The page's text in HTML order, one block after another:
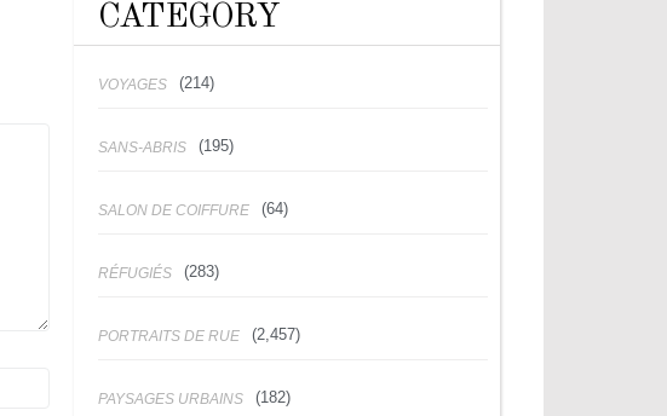
CATEGORY
VOYAGES (214)
SANS-ABRIS (195)
SALON DE COIFFURE (64)
RÉFUGIÉS (283)
PORTRAITS DE RUE (2,457)
PAYSAGES URBAINS (182)